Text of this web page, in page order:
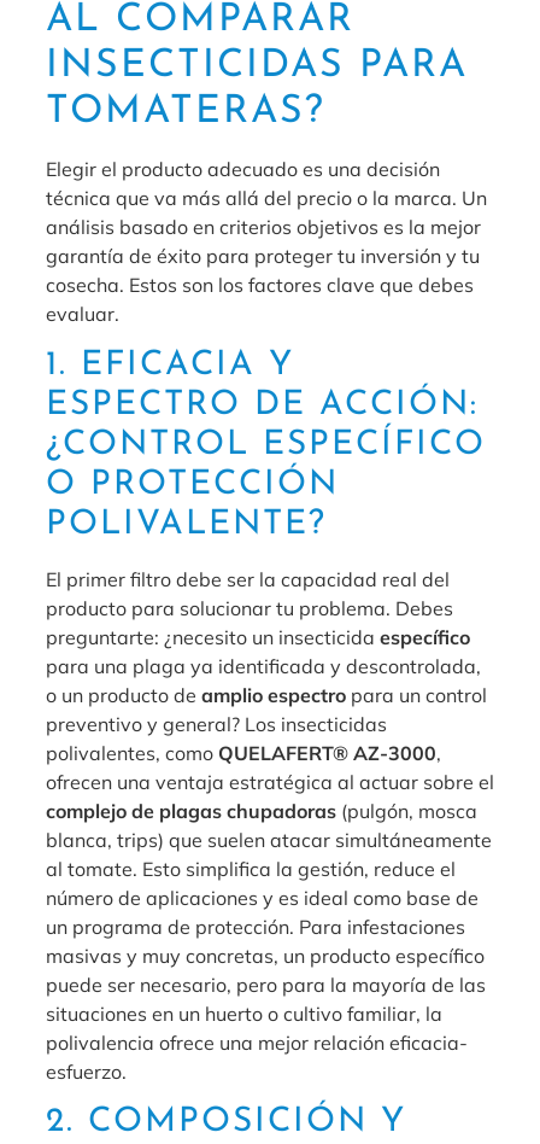
AL COMPARAR
INSECTICIDAS PARA
TOMATERAS?
Elegir el producto adecuado es una decisión
técnica que va más allá del precio o la marca. Un
análisis basado en criterios objetivos es la mejor
garantía de éxito para proteger tu inversión y tu
cosecha. Estos son los factores clave que debes
evaluar.
1. EFICACIA Y
ESPECTRO DE ACCIÓN:
¿CONTROL ESPECÍFICO
O PROTECCIÓN
POLIVALENTE?
El primer filtro debe ser la capacidad real del
producto para solucionar tu problema. Debes
preguntarte: ¿necesito un insecticida específico
para una plaga ya identificada y descontrolada,
o un producto de amplio espectropara un control
preventivo y general? Los insecticidas
polivalentes, como QUELAFERT® AZ-3000,
ofrecen una ventaja estratégica al actuar sobre el
complejo de plagas chupadoras(pulgón, mosca
blanca, trips) que suelen atacar simultáneamente
al tomate. Esto simplifica la gestión, reduce el
número de aplicaciones y es ideal como base de
un programa de protección. Para infestaciones
masivas y muy concretas, un producto específico
puede ser necesario, pero para la mayoría de las
situaciones en un huerto o cultivo familiar, la
polivalencia ofrece una mejor relación eficacia-
esfuerzo.
2. COMPOSICIÓN Y